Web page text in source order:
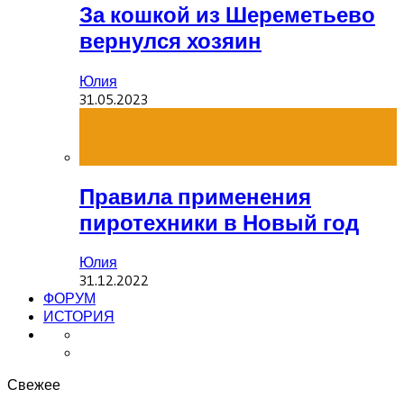
За кошкой из Шереметьево
вернулся хозяин
Юлия
31.05.2023
Правила применения
пиротехники в Новый год
Юлия
31.12.2022
ФОРУМ
ИСТОРИЯ
Свежее